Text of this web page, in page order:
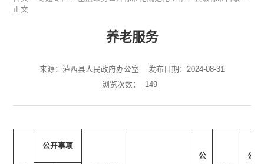
正文
养老服务
来源：泸西县人民政府办公室
发布日期：2024-08-31
浏览次数：
149
公开事项
公
公开